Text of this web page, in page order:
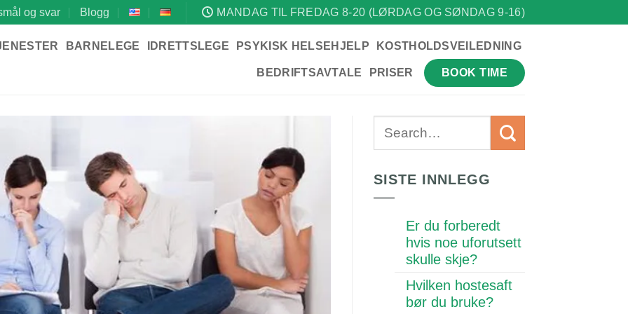
og svar Blogg MANDAG TIL FREDAG 8-20 (LØRDAG OG SØNDAG 9-16)
BARNELEGE IDRETTSLEGE PSYKISK HELSEHJELP KOSTHOLDSVEILEDNING
BEDRIFTSAVTALE PRISER BOOK TIME
SISTE INNLEGG
Er du forberedt
hvis noe uforutsett
skulle skje?
Hvilken hostesaft
bør du bruke?